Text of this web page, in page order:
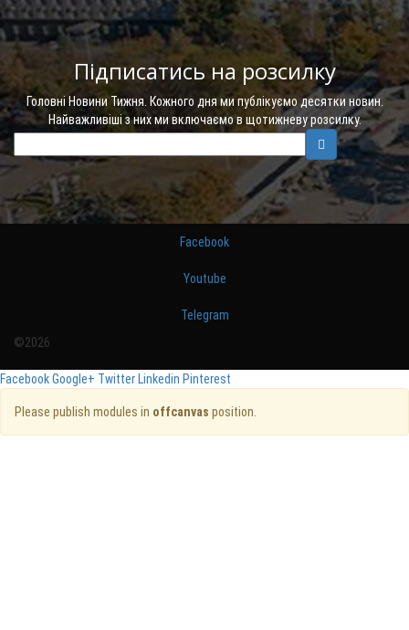
Підписатись на розсилку
Головні Новини Тижня. Кожного дня ми публікуємо десятки новин.
Найважливіші з них ми включаємо в щотижневу розсилку.
Facebook
Youtube
Telegram
©2026
FacebookGoogle+ Twitter Linkedin Pinterest
Please publish modules in offcanvas position.